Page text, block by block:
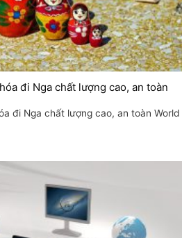
đi Nga chất lượng cao, an toàn
đi Nga chất lượng cao, an toàn World